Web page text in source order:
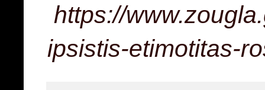
https://
ipsistis-etimotitas-